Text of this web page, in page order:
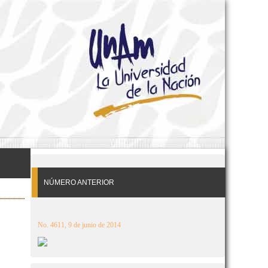
NÚMERO ANTERIOR
No. 4611, 9 de junio de 2014